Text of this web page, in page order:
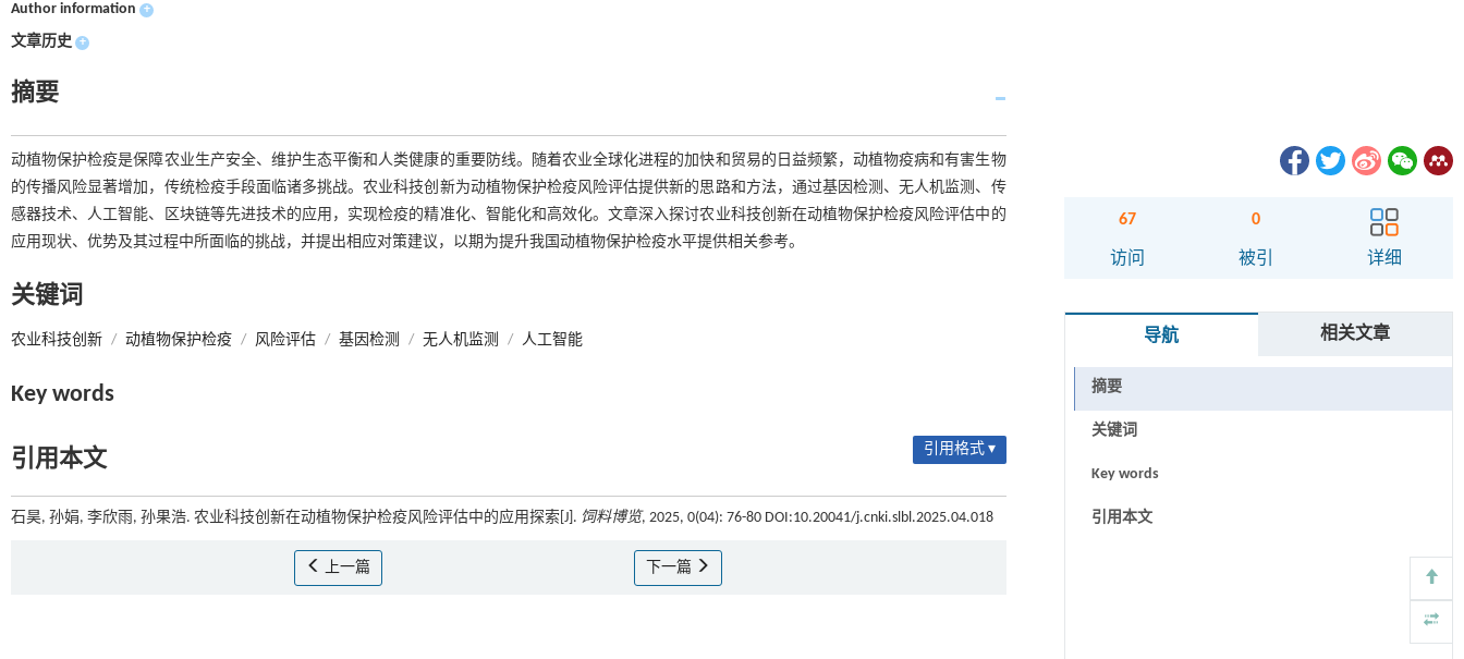
Author information +
文章历史 +
摘要
动植物保护检疫是保障农业生产安全、维护生态平衡和人类健康的重要防线。随着农业全球化进程的加快和贸易的日益频繁，动植物疫病和有害生物
的传播风险显著增加，传统检疫手段面临诸多挑战。农业科技创新为动植物保护检疫风险评估提供新的思路和方法，通过基因检测、无人机监测、传
感器技术、人工智能、区块链等先进技术的应用，实现检疫的精准化、智能化和高效化。文章深入探讨农业科技创新在动植物保护检疫风险评估中的
应用现状、优势及其过程中所面临的挑战，并提出相应对策建议，以期为提升我国动植物保护检疫水平提供相关参考。
关键词
农业科技创新 / 动植物保护检疫 / 风险评估 / 基因检测 / 无人机监测 / 人工智能
Key words
引用本文 引用格式 ▾
石昊, 孙娟, 李欣雨, 孙果浩. 农业科技创新在动植物保护检疫风险评估中的应用探索[J]. 饲料博览, 2025, 0(04): 76-80 DOI:10.20041/j.cnki.slbl.2025.04.018
上一篇 下一篇
67
访问
0
被引 详细
导航 相关文章
摘要
关键词
Key words
引用本文